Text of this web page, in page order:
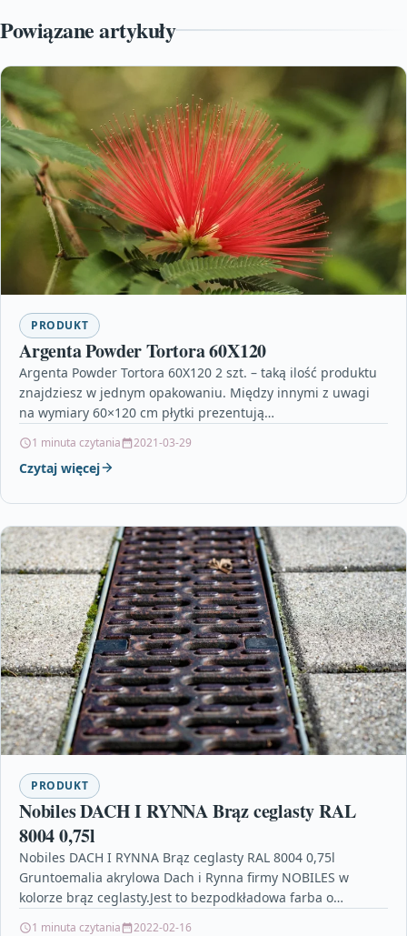
Powiązane artykuły
PRODUKT
Argenta Powder Tortora 60X120
Argenta Powder Tortora 60X120 2 szt. – taką ilość produktu
znajdziesz w jednym opakowaniu. Między innymi z uwagi
na wymiary 60×120 cm płytki prezentują…
1 minuta czytania 2021-03-29
Czytaj więcej
PRODUKT
Nobiles DACH I RYNNA Brąz ceglasty RAL
8004 0,75l
Nobiles DACH I RYNNA Brąz ceglasty RAL 8004 0,75l
Gruntoemalia akrylowa Dach i Rynna firmy NOBILES w
kolorze brąz ceglasty.Jest to bezpodkładowa farba o…
1 minuta czytania 2022-02-16